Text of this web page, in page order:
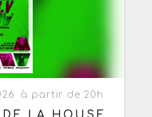
à partir de 20h